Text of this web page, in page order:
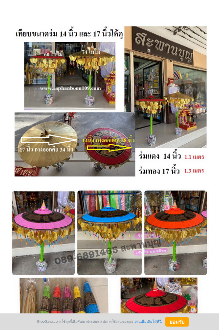
BlogGang.com ใช้คุกกี้เพื่อพัฒนาประสบการณ์การใช้งานของคุณ อ่านเพิ่มเติมได้ที่นี่